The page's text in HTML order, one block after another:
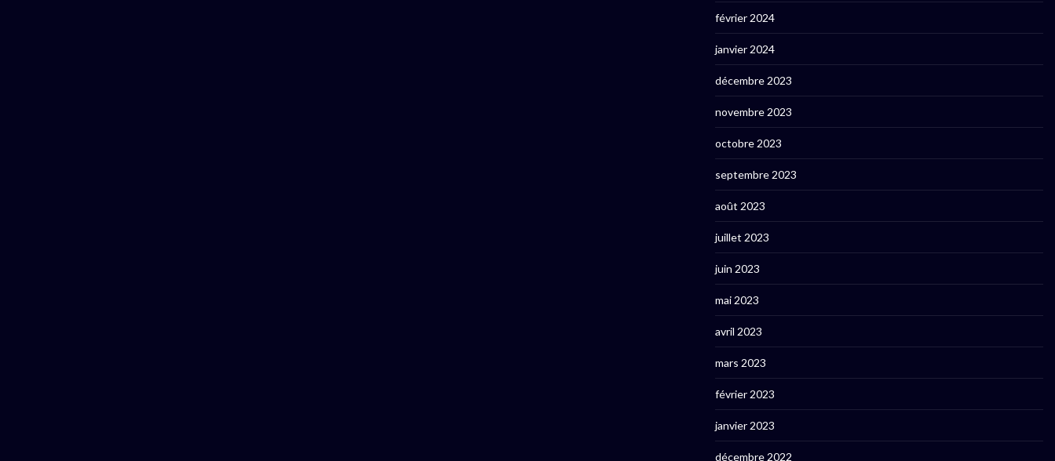
février 2024
janvier 2024
décembre 2023
novembre 2023
octobre 2023
septembre 2023
août 2023
juillet 2023
juin 2023
mai 2023
avril 2023
mars 2023
février 2023
janvier 2023
décembre 2022